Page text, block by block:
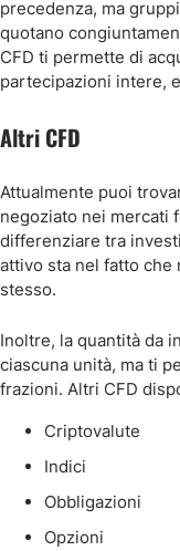
precedenza, ma
quotano
CFD ti permette di
partecipazioni intere,
Altri CFD
Attualmente puoi
negoziato nei mercati
differenziare tra
attivo sta nel fatto
stesso.
Inoltre, la quantità da
ciascuna unità, ma ti
frazioni. Altri CFD
Criptovalute
Indici
Obbligazioni
Opzioni